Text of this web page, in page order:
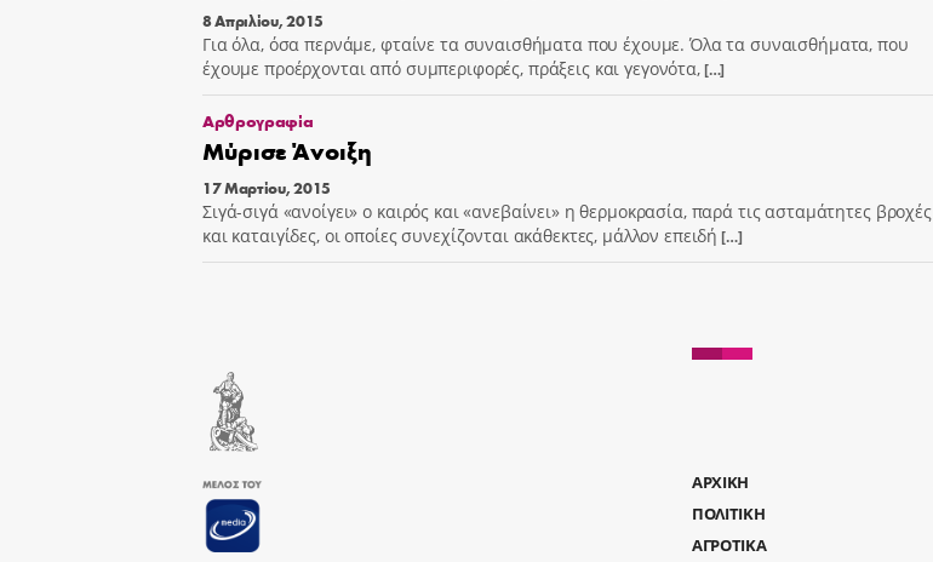
8 Απριλίου, 2015
Για όλα, όσα περνάμε, φταίνε τα συναισθήματα που έχουμε. Όλα τα συναισθήματα, που
έχουμε προέρχονται από συμπεριφορές, πράξεις και γεγονότα,[…]
Αρθρογραφία
Μύρισε Άνοιξη
17 Μαρτίου, 2015
Σιγά-σιγά «ανοίγει» ο καιρός και «ανεβαίνει» η θερμοκρασία, παρά τις ασταμάτητες βροχές
και καταιγίδες, οι οποίες συνεχίζονται ακάθεκτες, μάλλον επειδή […]
AΡΧΙΚΗ
ΠΟΛΙΤΙΚΗ
ΑΓΡΟΤΙΚΑ